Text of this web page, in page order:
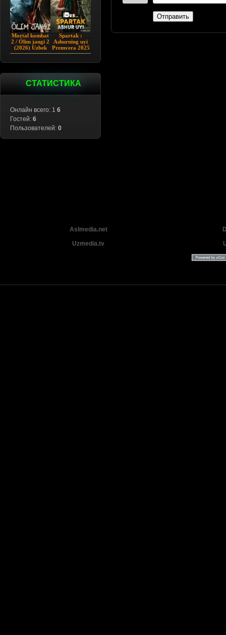
Mortal kombat
2 / Ólim jangi 2
(2026) Uzbek
tilida
Spartak :
Ashurning uyi
Premyera 2025
Barcha qismlar
СТАТИСТИКА
Онлайн всего: 1 6
Гостей: 6
Пользователей: 0
Отправить
Aslmedia.net
Uzmedia.tv